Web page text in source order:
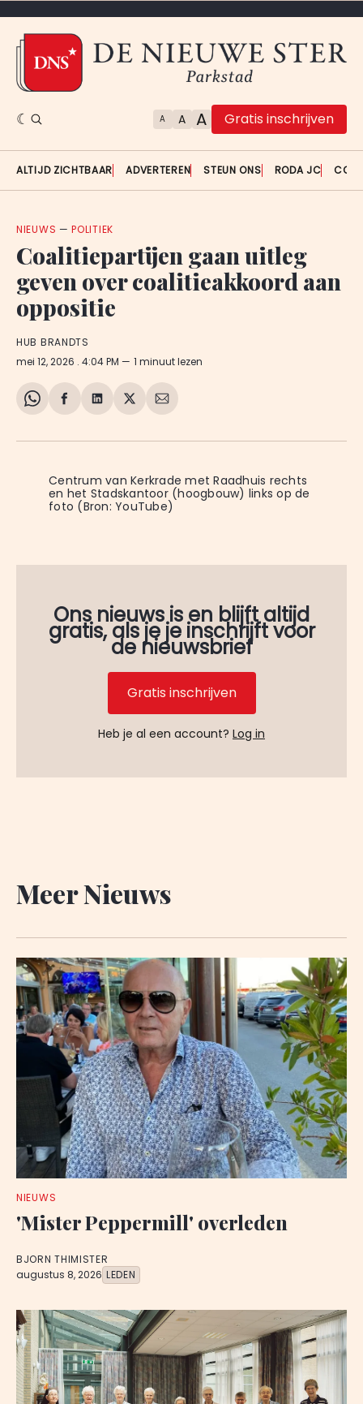
A A A Gratis inschrijven
ALTIJD ZICHTBAAR ADVERTEREN STEUN ONS RODA JC
NIEUWS —POLITIEK
Coalitiepartijen gaan uitleg
geven over coalitieakkoord aan
oppositie
HUB BRANDTS
mei 12, 2026 . 4:04 PM 1 minuut lezen
Share
WhatsApp
Delen
Facebook
Delen
LinkedIn
Share
X
Deel
E-
Centrum van Kerkrade met Raadhuis rechts
en het Stadskantoor (hoogbouw) links op de
foto (Bron: YouTube)
Ons nieuws is en blijft altijd
gratis, als je je inschrijft voor
de nieuwsbrief
Gratis inschrijven
Heb je al een account? Log in
Meer Nieuws
NIEUWS
'Mister Peppermill' overleden
BJORN THIMISTER
augustus 8, 2026 LEDEN